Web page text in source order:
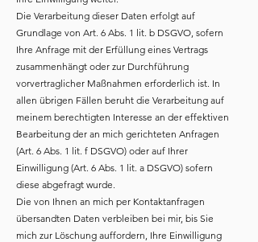
Die Verarbeitung dieser Daten erfolgt auf
Grundlage von Art. 6 Abs. 1 lit. b DSGVO, sofern
Ihre Anfrage mit der Erfüllung eines Vertrags
zusammenhängt oder zur Durchführung
vorvertraglicher Maßnahmen erforderlich ist. In
allen übrigen Fällen beruht die Verarbeitung auf
meinem berechtigten Interesse an der effektiven
Bearbeitung der an mich gerichteten Anfragen
(Art. 6 Abs. 1 lit. f DSGVO) oder auf Ihrer
Einwilligung (Art. 6 Abs. 1 lit. a DSGVO) sofern
diese abgefragt wurde.
Die von Ihnen an mich per Kontaktanfragen
übersandten Daten verbleiben bei mir, bis Sie
mich zur Löschung auffordern, Ihre Einwilligung